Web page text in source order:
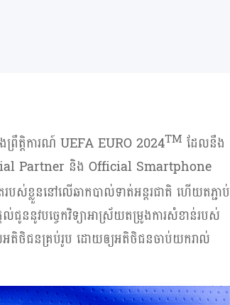
រឹត្តិការណ៍ UEFA EURO 2024TM ដែលនឹង
Partner និង Official Smartphone
របស់ខ្លួននៅលើឆាកបាល់ទាត់អន្តរជាតិ ហើយតភ្ជាប់
ផ្តល់ជូននូវបច្ចេកវិទ្យាអាស្រ័យតម្រូងការសំខាន់របស់
តិថិជនគ្រប់រូប ដោយឲ្យអតិថិជនចាប់យករាល់